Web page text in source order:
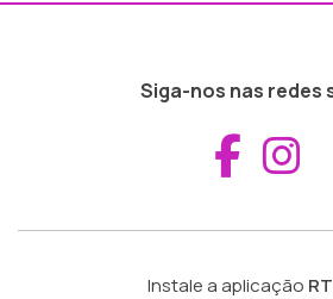
Siga-nos nas redes
Instale a aplicação